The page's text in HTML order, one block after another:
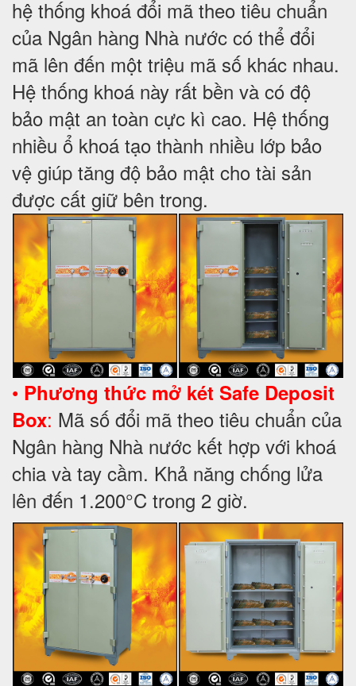
hệ thống khoá đổi mã theo tiêu chuẩn
của Ngân hàng Nhà nước có thể đổi
mã lên đến một triệu mã số khác nhau.
Hệ thống khoá này rất bền và có độ
bảo mật an toàn cực kì cao. Hệ thống
nhiều ổ khoá tạo thành nhiều lớp bảo
vệ giúp tăng độ bảo mật cho tài sản
được cất giữ bên trong.
• Phương thức mở két Safe Deposit
Box: Mã số đổi mã theo tiêu chuẩn của
Ngân hàng Nhà nước kết hợp với khoá
chia và tay cầm. Khả năng chống lửa
lên đến 1.200°C trong 2 giờ.